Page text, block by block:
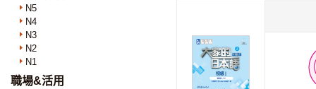
N5
N4
N3
N2
N1
職場&活用